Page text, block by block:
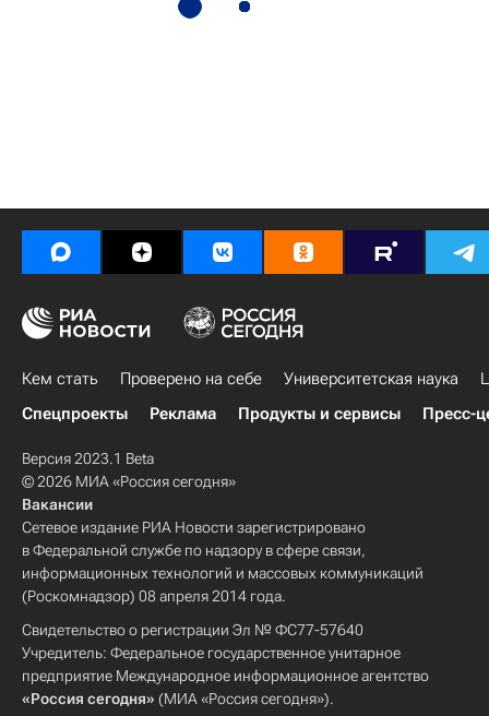
Кем стать Проверено на себе Университетская наука
Спецпроекты
Реклама Продукты и сервисы Пресс-
Версия 2023.1 Beta
© 2026 МИА «Россия сегодня»
Вакансии
Сетевое издание РИА Новости зарегистрировано
в Федеральной службе по надзору в сфере связи,
информационных технологий и массовых коммуникаций
(Роскомнадзор) 08 апреля 2014 года.
Свидетельство о регистрации Эл № ФС77-57640
Учредитель: Федеральное государственное унитарное
предприятие Международное информационное агентство
«Россия сегодня» (МИА «Россия сегодня»).